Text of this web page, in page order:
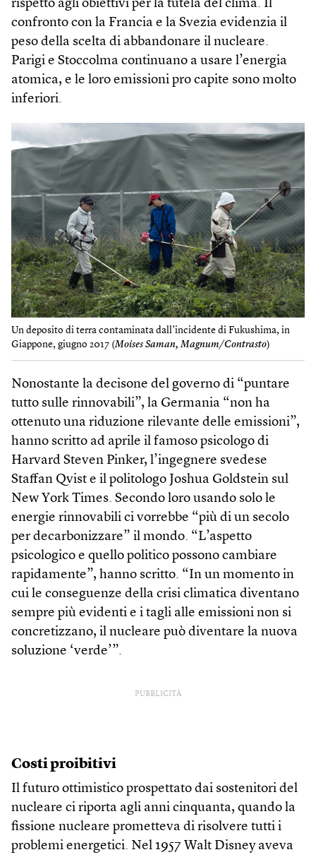
rispetto agli obiettivi per la tutela del clima. Il
confronto con la Francia e la Svezia evidenzia il
peso della scelta di abbandonare il nucleare.
Parigi e Stoccolma continuano a usare l’energia
atomica, e le loro emissioni pro capite sono molto
inferiori.
Un deposito di terra contaminata dall’incidente di Fukushima, in
Giappone, giugno 2017 (Moises Saman, Magnum/Contrasto)
Nonostante la decisone del governo di “puntare
tutto sulle rinnovabili”, la Germania “non ha
ottenuto una riduzione rilevante delle emissioni”,
hanno scritto ad aprile il famoso psicologo di
Harvard Steven Pinker, l’ingegnere svedese
Staffan Qvist e il politologo Joshua Goldstein sul
New York Times. Secondo loro usando solo le
energie rinnovabili ci vorrebbe “più di un secolo
per decarbonizzare” il mondo. “L’aspetto
psicologico e quello politico possono cambiare
rapidamente”, hanno scritto. “In un momento in
cui le conseguenze della crisi climatica diventano
sempre più evidenti e i tagli alle emissioni non si
concretizzano, il nucleare può diventare la nuova
soluzione ‘verde’”.
PUBBLICITÀ
Costi proibitivi
Il futuro ottimistico prospettato dai sostenitori del
nucleare ci riporta agli anni cinquanta, quando la
fissione nucleare prometteva di risolvere tutti i
problemi energetici. Nel 1957 Walt Disney aveva